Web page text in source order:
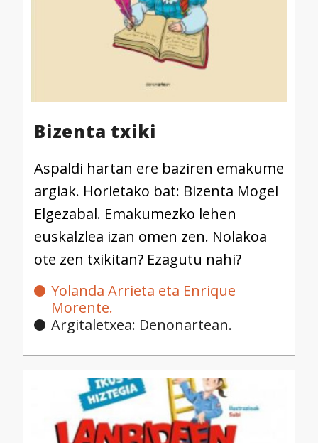
Bizenta txiki
Aspaldi hartan ere baziren emakume
argiak. Horietako bat: Bizenta Mogel
Elgezabal. Emakumezko lehen
euskalzlea izan omen zen. Nolakoa
ote zen txikitan? Ezagutu nahi?
Yolanda Arrieta eta Enrique
Morente.
Argitaletxea: Denonartean.